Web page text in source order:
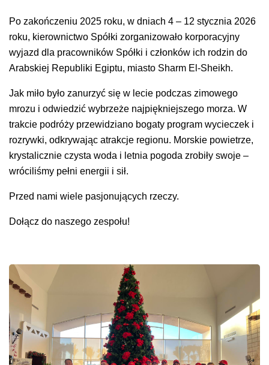
Po zakończeniu 2025 roku, w dniach 4 – 12 stycznia 2026
roku, kierownictwo Spółki zorganizowało korporacyjny
wyjazd dla pracowników Spółki i członków ich rodzin do
Arabskiej Republiki Egiptu, miasto Sharm El-Sheikh.
Jak miło było zanurzyć się w lecie podczas zimowego
mrozu i odwiedzić wybrzeże najpiękniejszego morza. W
trakcie podróży przewidziano bogaty program wycieczek i
rozrywki, odkrywając atrakcje regionu. Morskie powietrze,
krystalicznie czysta woda i letnia pogoda zrobiły swoje –
wróciliśmy pełni energii i sił.
Przed nami wiele pasjonujących rzeczy.
Dołącz do naszego zespołu!